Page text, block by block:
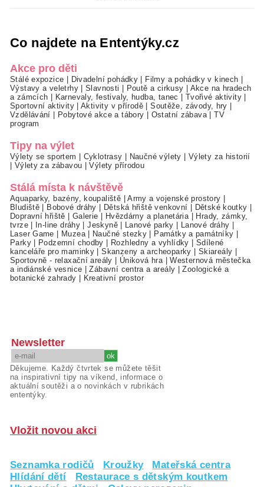
Co najdete na Ententýky.cz
Akce pro děti
Stálé expozice Divadelní pohádky Filmy a pohádky v kinech
Výstavy a veletrhy|Slavnosti Poutě a cirkusy
Akce na hradech
a zámcích
Karnevaly, festivaly, hudba, tanec Tvořivé aktivity
Sportovní aktivity|Aktivity v přírodě |Soutěže, závody, hry
Vzdělávání
Pobytové akce a tábory Ostatní zábava |TV
program
Tipy na výlet
Výlety se sportem Cyklotrasy Naučné výlety
Výlety za historií
Výlety za zábavou |Výlety přírodou
Stálá místa k návštěvě
Aquaparky, bazény, koupaliště |Army a vojenské prostory
Bludiště
Bobové dráhy Dětská hřiště venkovní Dětské koutky
Dopravní hřiště
Galerie Hvězdárny a planetária
Hrady, zámky,
tvrze| In-line dráhy |Jeskyně| Lanové parky Lanové dráhy
Laser Game
Muzea| Naučné stezky Památky a památníky
Parky| Podzemní chodby Rozhledny a vyhlídky
Sdílené
kanceláře pro maminky |Skanzeny a archeoparky Skiareály
Sportovně - relaxační areály
Úniková hra |Westernová městečka
a indiánské vesnice |Zábavní centra a areály |Zoologické a
botanické zahrady
Kreativní prostor
Newsletter
Děkujeme. Každý čtvrtek se můžete těšit
na inspirativní tipy na víkend, informace o
aktuální soutěži a o novinkách v rubrikách
ententýky.
Vložit novou akci
Seznamka rodičů Kroužky
Mateřská centra
Hlídání dětí
Restaurace s dětským koutkem